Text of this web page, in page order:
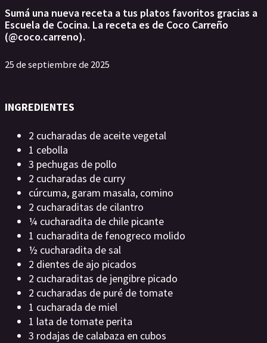
Sumá una nueva receta a tus platos favoritos gracias a
Escuela de Cocina. La receta es de Coco Carreño
(@coco.carreno).
25 de septiembre de 2025
INGREDIENTES
2 cucharadas de aceite vegetal
1 cebolla
3 pechugas de pollo
2 cucharadas de curry
cúrcuma, garam masala, comino
2 cucharaditas de cilantro
¼ cucharadita de chile picante
1 cucharadita de fenogreco molido
½ cucharadita de sal
2 dientes de ajo picados
2 cucharaditas de jengibre picado
2 cucharadas de puré de tomate
1 cucharada de miel
1 lata de tomate perita
3 rodajas de calabaza en cubos